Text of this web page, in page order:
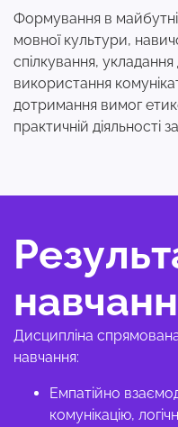
Формування в
мовної культури,
спілкування, укладання
використання
дотримання вимог
практичній діяльності
Дисципліна
навчання:
Емпатійно
комунікацію,